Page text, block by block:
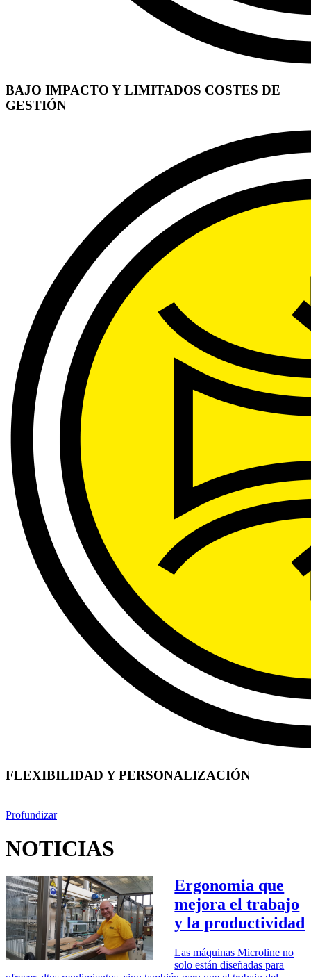
BAJO IMPACTO Y LIMITADOS COSTES DE
GESTIÓN
FLEXIBILIDAD Y PERSONALIZACIÓN
Profundizar
NOTICIAS
Ergonomia que
mejora el trabajo
y la productividad
Las máquinas Microline no
solo están diseñadas para